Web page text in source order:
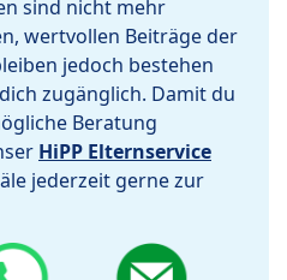
sind nicht mehr
wertvollen Beiträge der
jedoch bestehen
zugänglich. Damit du
Beratung
HiPP Elternservice
jederzeit gerne zur